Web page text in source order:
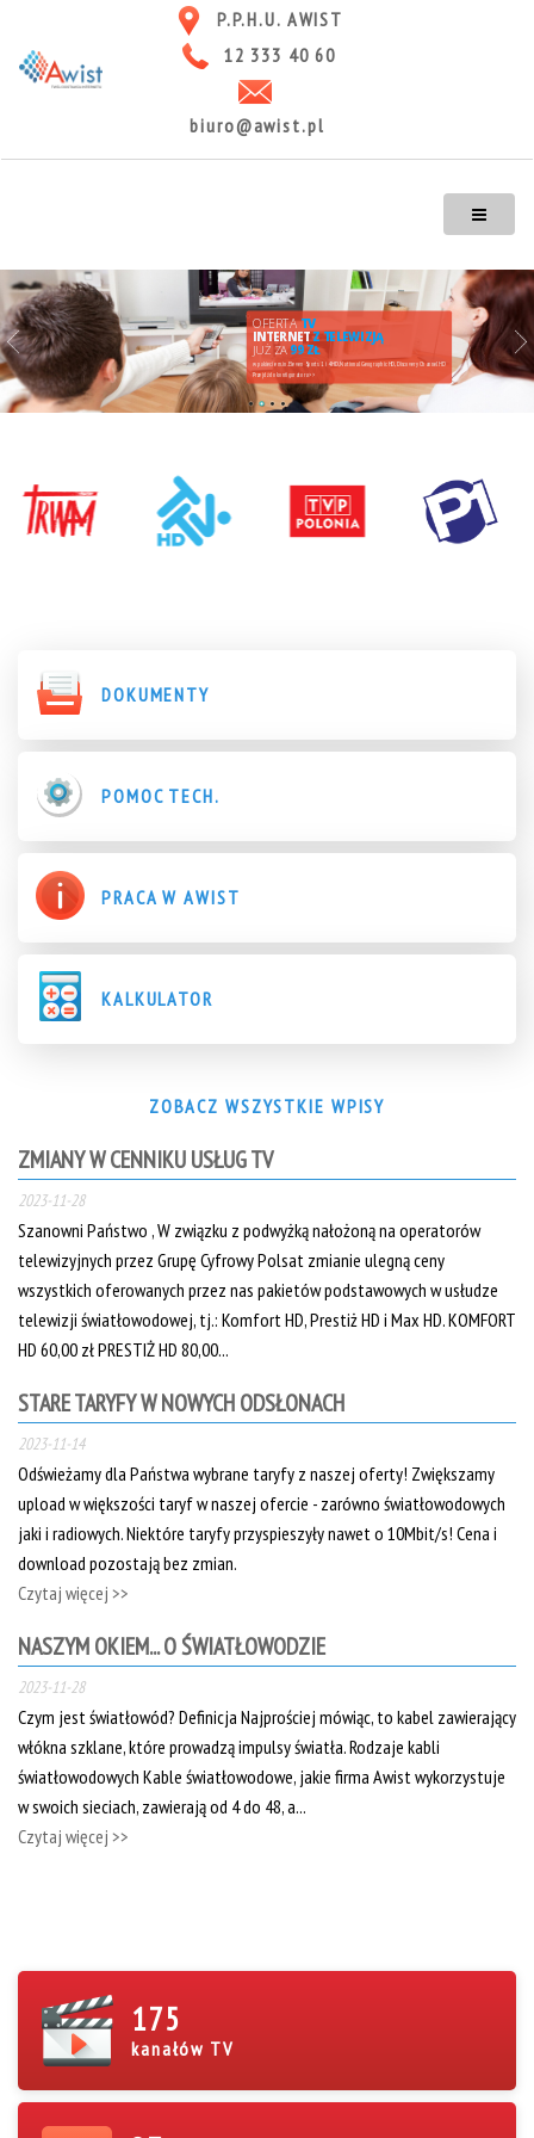
P.P.H.U. AWIST
12 333 40 60
biuro@awist.pl
OFERTATV
INTERNETZ TELEWIZJĄ
JUŻ ZA 99 ZŁ
w pakiecie m.in. Eleven Sports 1 i 4 HD, National Geographic HD, Discovery Channel HD
Przejdź do konfiguratora >>
DOKUMENTY
POMOC TECH.
PRACA W AWIST
KALKULATOR
ZOBACZ WSZYSTKIE WPISY
ZMIANY W CENNIKU USŁUG TV
2023-11-28
Szanowni Państwo , W związku z podwyżką nałożoną na operatorów
telewizyjnych przez Grupę Cyfrowy Polsat zmianie ulegną ceny
wszystkich oferowanych przez nas pakietów podstawowych w usłudze
telewizji światłowodowej, tj.: Komfort HD, Prestiż HD i Max HD. KOMFORT
HD 60,00 zł PRESTIŻ HD 80,00...
STARE TARYFY W NOWYCH ODSŁONACH
2023-11-14
Odświeżamy dla Państwa wybrane taryfy z naszej oferty! Zwiększamy
upload w większości taryf w naszej ofercie - zarówno światłowodowych
jaki i radiowych. Niektóre taryfy przyspieszyły nawet o 10Mbit/s! Cena i
download pozostają bez zmian.
Czytaj więcej >>
NASZYM OKIEM... O ŚWIATŁOWODZIE
2023-11-28
Czym jest światłowód? Definicja Najprościej mówiąc, to kabel zawierający
włókna szklane, które prowadzą impulsy światła. Rodzaje kabli
światłowodowych Kable światłowodowe, jakie firma Awist wykorzystuje
w swoich sieciach, zawierają od 4 do 48, a...
Czytaj więcej >>
175
kanałów TV